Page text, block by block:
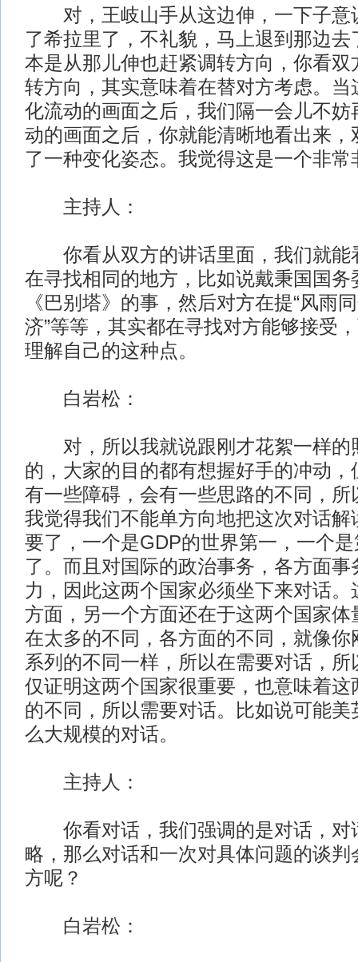
对，王岐山手从这边伸，一下子意
了希拉里了，不礼貌，马上退到那边
本是从那儿伸也赶紧调转方向，你看双
转方向，其实意味着在替对方考虑。当
化流动的画面之后，我们隔一会儿不妨
动的画面之后，你就能清晰地看出来，
了一种变化姿态。我觉得这是一个非
主持人：
你看从双方的讲话里面，我们就能
在寻找相同的地方，比如说戴秉国国务
《巴别塔》的事，然后对方在提“风雨
济”等等，其实都在寻找对方能够接受
理解自己的这种点。
白岩松：
对，所以我就说跟刚才花絮一样的
的，大家的目的都有想握好手的冲动，
有一些障碍，会有一些思路的不同，所
我觉得我们不能单方向地把这次对话解
要了，一个是GDP的世界第一，一个
了。而且对国际的政治事务，各方面
力，因此这两个国家必须坐下来对话
方面，另一个方面还在于这两个国家体
在太多的不同，各方面的不同，就像你
系列的不同一样，所以在需要对话，
仅证明这两个国家很重要，也意味着这
的不同，所以需要对话。比如说可能美
么大规模的对话。
主持人：
你看对话，我们强调的是对话，对
略，那么对话和一次对具体问题的谈判
方呢？
白岩松：